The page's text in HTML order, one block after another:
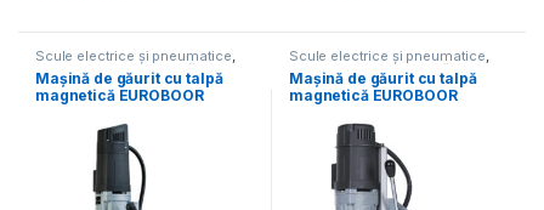
Scule electrice și pneumatice,
Mașini de gaurit cu talpă
magnetică
Mașină de găurit cu talpă
magnetică EUROBOOR
Scule electrice și pneumatice,
Mașini de gaurit cu talpă
magnetică
Mașină de găurit cu talpă
magnetică EUROBOOR